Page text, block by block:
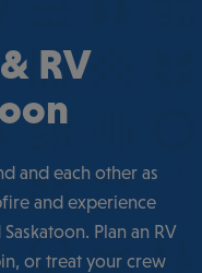
RV
and each other as
and experience
Plan an RV
or treat your crew